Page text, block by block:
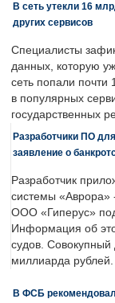
В сеть утекли 16
других сервисов
Специалисты
данных, которую
сеть попали почти
в популярных
государственных
Разработчики ПО
заявление о
Разработчик
системы
ООО «Гиперус»
Информация об
судов.
миллиарда рублей.
В ФСБ